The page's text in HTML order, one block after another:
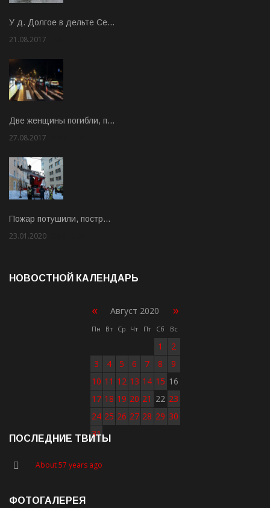
У д. Долгое в дельте Се…
21.08.2017
Две женщины погибли, п…
27.08.2017
Пожар потушили, постр…
23.01.2020
НОВОСТНОЙ КАЛЕНДАРЬ
« Август 2020 »
Пн Вт Ср Чт Пт Сб Вс
1
2
3
4 5 6 7 8
9
10 11 12 13 14 15 16
17 18 19 20 21 22 23
24 25 26 27 28 29 30
31
ПОСЛЕДНИЕ ТВИТЫ
About 57 years ago
ФОТОГАЛЕРЕЯ